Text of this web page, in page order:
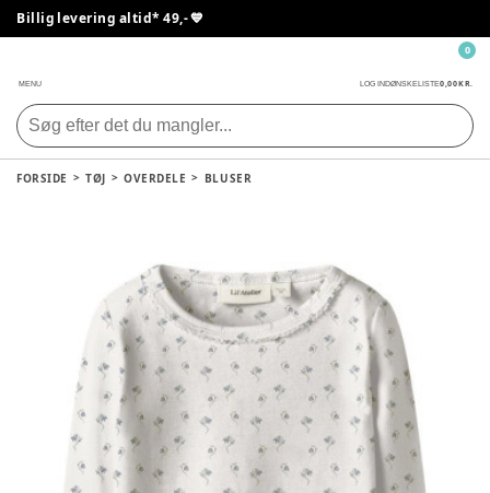
Billig levering altid* 49,- 💙
MENU LOG INDØNSKELISTE0,00 KR.
0
FORSIDE TØJ OVERDELE BLUSER